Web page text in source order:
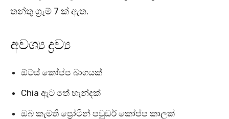
තන්තු ග්‍රෑම් 7 ක් ඇත.
අවශ්‍ය ද්‍රව්‍ය
ඕට්ස් කෝප්ප බාගයක්
Chia ඇට තේ හැන්දක්
ඔබ කැමති ප්‍රෝටීන් පවුඩර් කෝප්ප කාලක්